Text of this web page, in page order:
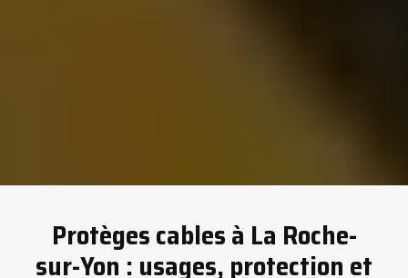
Protèges cables à La Roche-
sur-Yon : usages, protection et